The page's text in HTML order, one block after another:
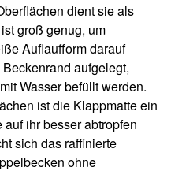
dient sie als
groß genug, um
Auflaufform darauf
aufgelegt,
Wasser befüllt werden.
ist die Klappmatte ein
ihr besser abtropfen
sich das raffinierte
ohne